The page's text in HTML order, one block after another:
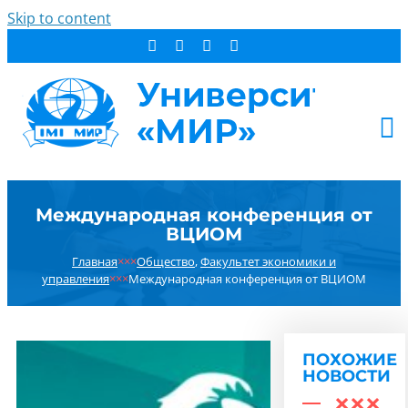
Skip to content
СТУДЕНТУ
ОБ УНИВЕРСИТЕТЕ
НОВОСТИ
РЕЗУЛЬТАТ ПОИСКА:
Международная конференция от
ВЦИОМ
Главная×××Общество,Факультет экономики и
управления×××Международная конференция от ВЦИОМ
ПОХОЖИЕ
НОВОСТИ